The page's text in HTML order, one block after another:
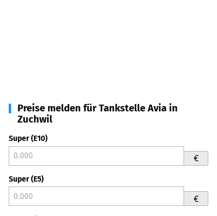
Preise melden für Tankstelle Avia in
Zuchwil
Super (E10)
€
Super (E5)
€